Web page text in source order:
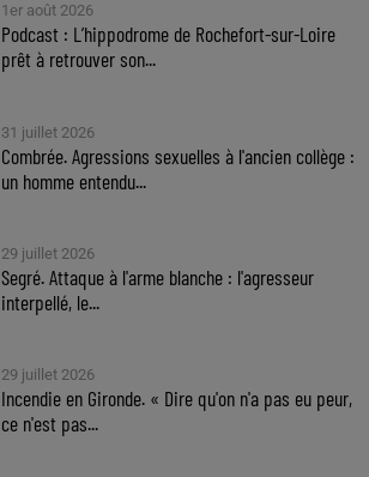
1er août 2026
Podcast : L’hippodrome de Rochefort-sur-Loire
prêt à retrouver son...
31 juillet 2026
Combrée. Agressions sexuelles à l'ancien collège :
un homme entendu...
29 juillet 2026
Segré. Attaque à l'arme blanche : l'agresseur
interpellé, le...
29 juillet 2026
Incendie en Gironde. « Dire qu'on n'a pas eu peur,
ce n'est pas...